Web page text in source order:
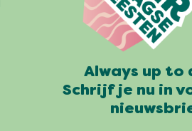
Always up to
Schrijf je nu in